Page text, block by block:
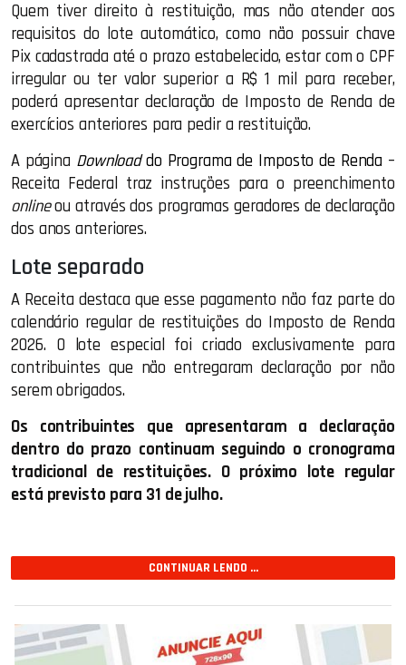
Quem tiver direito à restituição, mas não atender aos
requisitos do lote automático, como não possuir chave
Pix cadastrada até o prazo estabelecido, estar com o CPF
irregular ou ter valor superior a R$ 1 mil para receber,
poderá apresentar declaração de Imposto de Renda de
exercícios anteriores para pedir a restituição.
A página Downloaddo Programa de Imposto de Renda –
Receita Federal traz instruções para o preenchimento
onlineou através dos programas geradores de declaração
dos anos anteriores.
Lote separado
A Receita destaca que esse pagamento não faz parte do
calendário regular de restituições do Imposto de Renda
2026. O lote especial foi criado exclusivamente para
contribuintes que não entregaram declaração por não
serem obrigados.
Os contribuintes que apresentaram a declaração
dentro do prazo continuam seguindo o cronograma
tradicional de restituições. O próximo lote regular
está previsto para 31 de julho.
CONTINUAR LENDO ...